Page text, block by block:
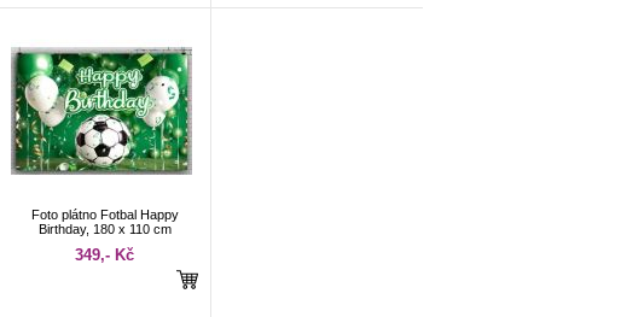
Foto plátno Fotbal Happy
Birthday, 180 x 110 cm
349,- Kč